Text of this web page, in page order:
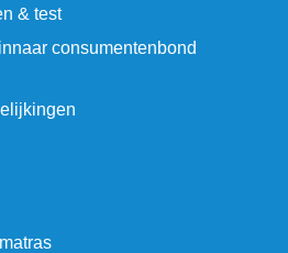
& test
consumentenbond